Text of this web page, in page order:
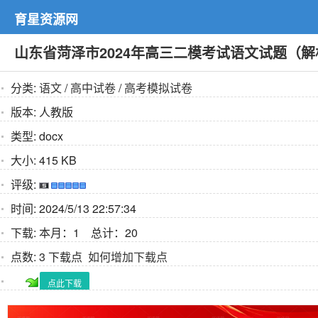
育星资源网
山东省菏泽市2024年高三二模考试语文试题（
分类: 语文/高中试卷/高考模拟试卷
版本: 人教版
类型: docx
大小: 415 KB
评级:
时间: 2024/5/13 22:57:34
下载: 本月：1 总计：20
点数: 3 下载点 如何增加下载点
点此下载